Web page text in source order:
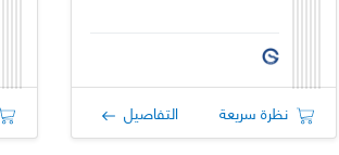
نظرة سريعة التفاصيل